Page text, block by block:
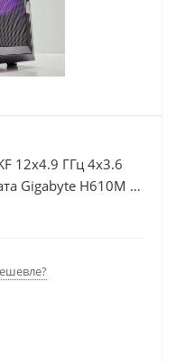
12x4.9 ГГц 4x3.6
Gigabyte H610M K,
DDR4 32Gb,